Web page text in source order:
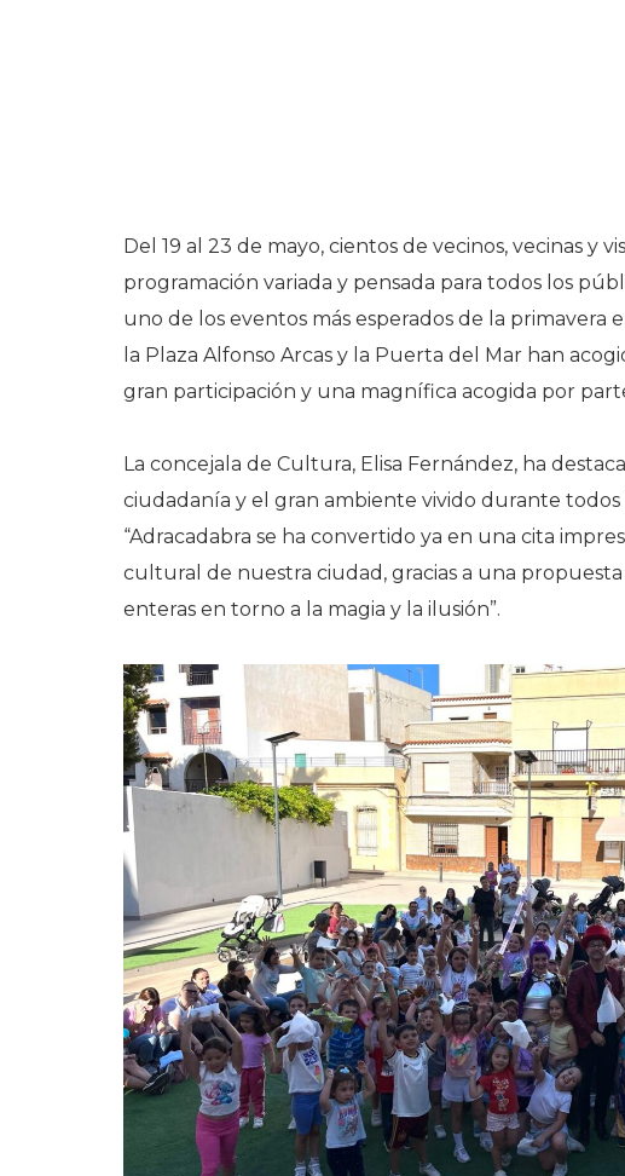
Del 19 al 23 de mayo, cientos de vecinos, vecinas y
programación variada y pensada para todos los
uno de los eventos más esperados de la primavera
la Plaza Alfonso Arcas y la Puerta del Mar han
gran participación y una magnífica acogida por
La concejala de Cultura, Elisa Fernández, ha
ciudadanía y el gran ambiente vivido durante todos
“Adracadabra se ha convertido ya en una cita
cultural de nuestra ciudad, gracias a una
enteras en torno a la magia y la ilusión”.